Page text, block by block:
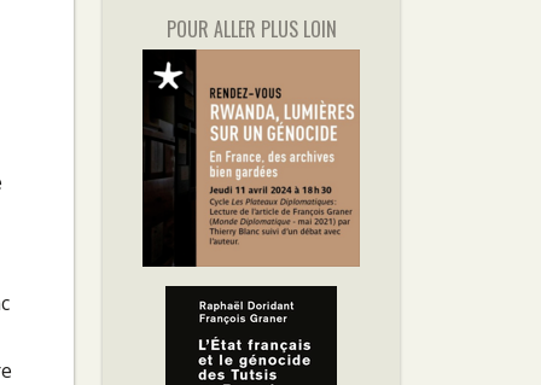
POUR ALLER PLUS LOIN